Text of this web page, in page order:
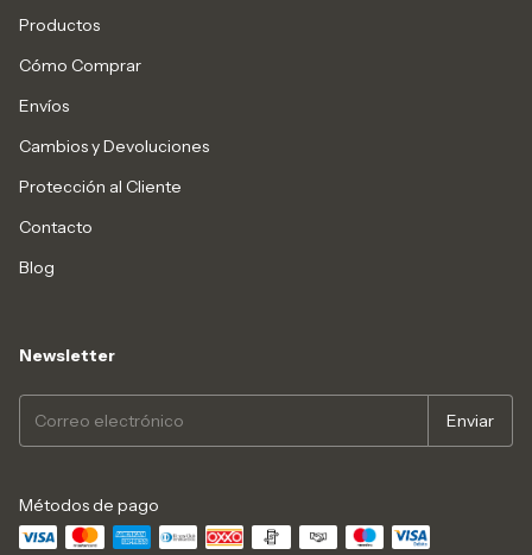
Productos
Cómo Comprar
Envíos
Cambios y Devoluciones
Protección al Cliente
Contacto
Blog
Newsletter
Métodos de pago